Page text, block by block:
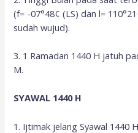
(f= -07°48¢ (LS) dan l=
sudah wujud).
3. 1 Ramadan 1440 H jatuh
M.
SYAWAL 1440 H
1. Ijtimak jelang Syawal 1440